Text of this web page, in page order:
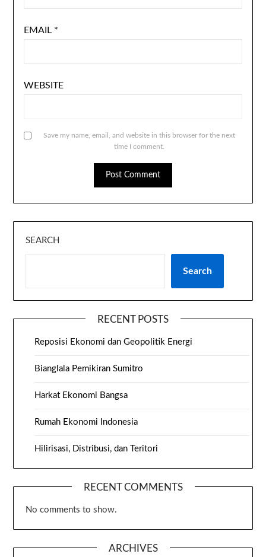
EMAIL *
WEBSITE
Save my name, email, and website in this browser for the next
time I comment.
SEARCH
Search
RECENT POSTS
Reposisi Ekonomi dan Geopolitik Energi
Bianglala Pemikiran Sumitro
Harkat Ekonomi Bangsa
Rumah Ekonomi Indonesia
Hilirisasi, Distribusi, dan Teritori
RECENT COMMENTS
No comments to show.
ARCHIVES